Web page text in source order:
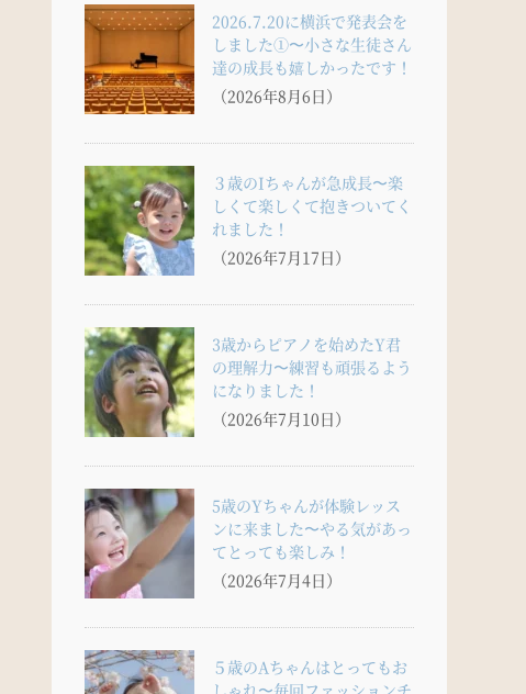
2026.7.20に横浜で発表会を
しました①〜小さな生徒さん
達の成長も嬉しかったです！
（2026年8月6日）
３歳のIちゃんが急成長〜楽
しくて楽しくて抱きついてく
れました！
（2026年7月17日）
3歳からピアノを始めたY君
の理解力〜練習も頑張るよう
になりました！
（2026年7月10日）
5歳のYちゃんが体験レッス
ンに来ました〜やる気があっ
てとっても楽しみ！
（2026年7月4日）
５歳のAちゃんはとってもお